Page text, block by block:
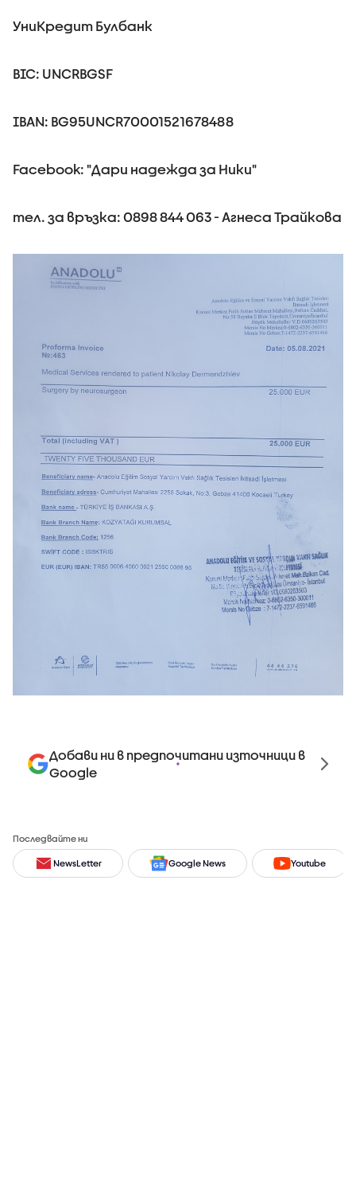
УниКредит Булбанк
BIC: UNCRBGSF
IBAN: BG95UNCR70001521678488
Facebook: "Дари надежда за Ники"
тел. за връзка: 0898 844 063 - Агнеса Трайкова
Добави ни в предпочитани източници в
Google
Последвайте ни
NewsLetter Google News Youtube